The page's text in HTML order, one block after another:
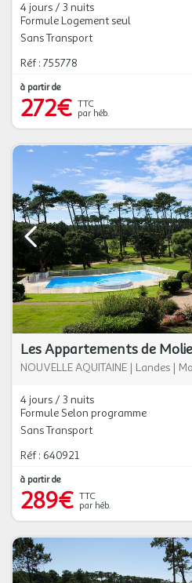
4 jours / 3 nuits
Formule Logement seul
Sans Transport
Réf : 755778
à partir de
272€ TTC
par héb.
Les Appartements de
NOUVELLE AQUITAINE | Landes |
4 jours / 3 nuits
Formule Selon programme
Sans Transport
Réf : 640921
à partir de
289€ TTC
par héb.